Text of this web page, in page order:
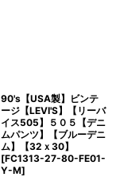
90's【USA製】ビンテ
ージ【LEVI'S】【リーバ
イス505】５０５【デニ
ムパンツ】【ブルーデニ
ム】【32ｘ30】
[FC1313-27-80-FE01-
Y-M]